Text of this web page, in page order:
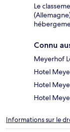
Le
Connu
Meyerhof
Hotel
Hotel
Hotel
Informations sur le